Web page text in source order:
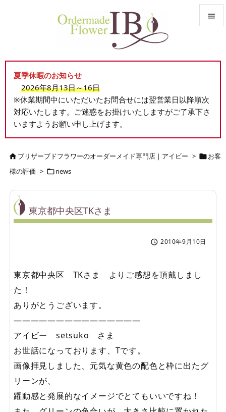


前へ

検索
夏季休暇のお知らせ
2026年8月13日～16日
※休業期間中にいただいたお問合せには翌営業日以降順次
対応いたします。ご迷惑をお掛けいたしますがご了承下さ
いますようお願い申し上げます。
ブリザーブドフラワーのオーダーメイド専門店｜アイビー > お客
様の評価 > news
東京都中央区TKさま
 2010年9月10日
東京都中央区 TKさま よりご感想を頂戴しまし
た！
ありがとうございます。
———————————————
アイビー setsuko さま
お世話になっております、Tです。
画像拝見しました、元気な黄色の配色と枠に出たグ
リーンが、
躍動感と発展的なイメージでとてもいいですね！